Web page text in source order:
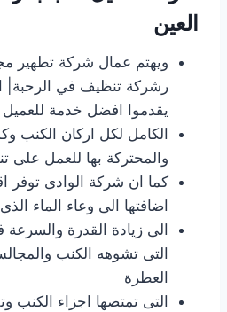
العين
ويهتم عمال شركة تطهير
رشركة تنظيف في الرحبة|
يقدموا افضل خدمة
الكامل لكل اركان الكنب وكل
والمحتركة بها للعمل على
كما ان شركة الوادى توفر
اضافتها الى وعاء الماء
الى زيادة القدرة
التى تشوهه الكنب
العطرة
التى تمتصها اجزاء الكنب